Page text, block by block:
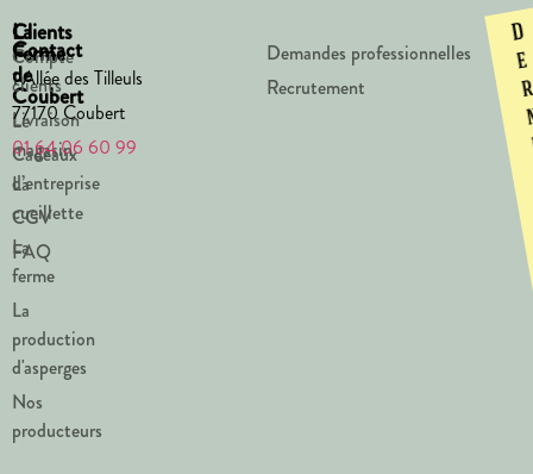
La
Ferme
de
Coubert
Le
magasin
La
cueillette
La
ferme
La
production
d'asperges
Nos
producteurs
Clients
Compte
clients
Livraison
Cadeaux
d’entreprise
CGV
FAQ
Contact
1 Allée des Tilleuls
77170 Coubert
01 64 06 60 99
Demandes professionnelles
Recrutement
D
e